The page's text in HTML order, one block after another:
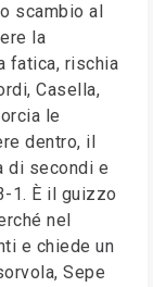
scambio al
la
fatica, rischia
Casella,
le
dentro, il
di secondi e
1. È il guizzo
nel
e chiede un
Sepe